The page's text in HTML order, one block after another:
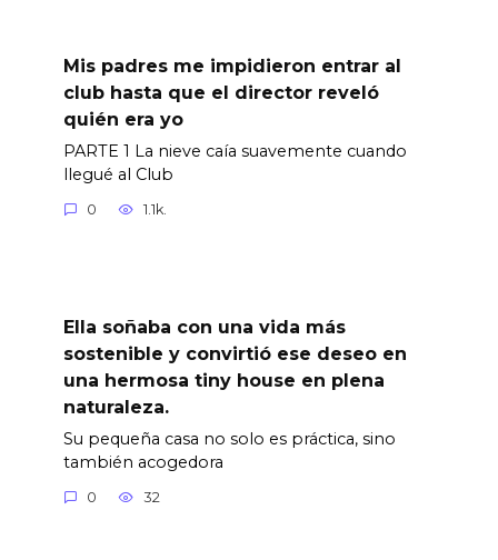
Mis padres me impidieron entrar al
club hasta que el director reveló
quién era yo
PARTE 1 La nieve caía suavemente cuando
llegué al Club
0 1.1k.
Ella soñaba con una vida más
sostenible y convirtió ese deseo en
una hermosa tiny house en plena
naturaleza.
Su pequeña casa no solo es práctica, sino
también acogedora
0 32